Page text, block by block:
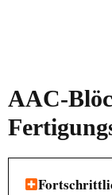
AAC-